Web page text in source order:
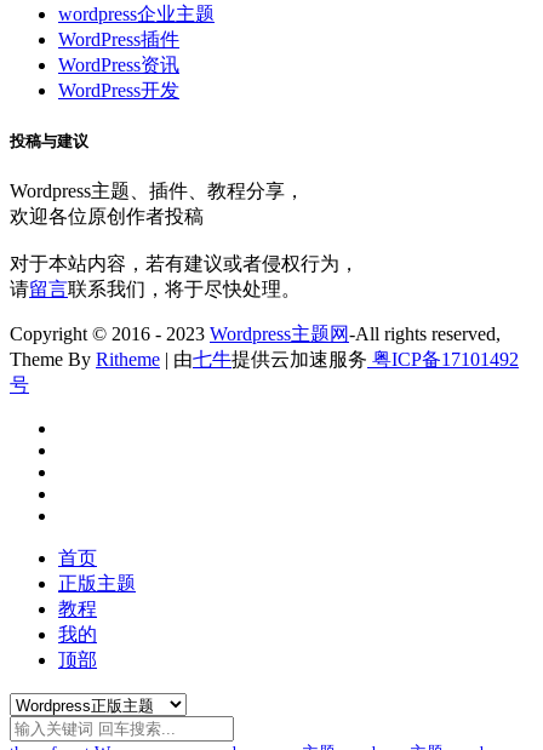
wordpress企业主题
WordPress插件
WordPress资讯
WordPress开发
投稿与建议
Wordpress主题、插件、教程分享，
欢迎各位原创作者投稿
对于本站内容，若有建议或者侵权行为，
请留言联系我们，将于尽快处理。
Copyright © 2016 - 2023 Wordpress主题网-All rights reserved,
Theme By Ritheme | 由七牛提供云加速服务 粤ICP备17101492
号
首页
正版主题
教程
我的
顶部